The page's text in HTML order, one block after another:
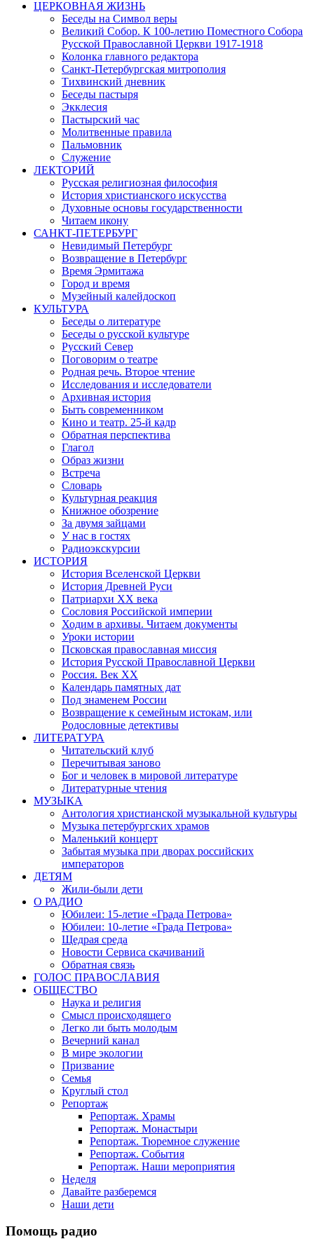
ЦЕРКОВНАЯ ЖИЗНЬ
Беседы на Символ веры
Великий Собор. К 100-летию Поместного Собора
Русской Православной Церкви 1917-1918
Колонка главного редактора
Санкт-Петербургская митрополия
Тихвинский дневник
Беседы пастыря
Экклесия
Пастырский час
Молитвенные правила
Пальмовник
Служение
ЛЕКТОРИЙ
Русская религиозная философия
История христианского искусства
Духовные основы государственности
Читаем икону
САНКТ-ПЕТЕРБУРГ
Невидимый Петербург
Возвращение в Петербург
Время Эрмитажа
Город и время
Музейный калейдоскоп
КУЛЬТУРА
Беседы о литературе
Беседы о русской культуре
Русский Север
Поговорим о театре
Родная речь. Второе чтение
Исследования и исследователи
Архивная история
Быть современником
Кино и театр. 25-й кадр
Обратная перспектива
Глагол
Образ жизни
Встреча
Словарь
Культурная реакция
Книжное обозрение
За двумя зайцами
У нас в гостях
Радиоэкскурсии
ИСТОРИЯ
История Вселенской Церкви
История Древней Руси
Патриархи XX века
Сословия Российской империи
Ходим в архивы. Читаем документы
Уроки истории
Псковская православная миссия
История Русской Православной Церкви
Россия. Век ХХ
Календарь памятных дат
Под знаменем России
Возвращение к семейным истокам, или
Родословные детективы
ЛИТЕРАТУРА
Читательский клуб
Перечитывая заново
Бог и человек в мировой литературе
Литературные чтения
МУЗЫКА
Антология христианской музыкальной культуры
Музыка петербургских храмов
Маленький концерт
Забытая музыка при дворах российских
императоров
ДЕТЯМ
Жили-были дети
О РАДИО
Юбилеи: 15-летие «Града Петрова»
Юбилеи: 10-летие «Града Петрова»
Щедрая среда
Новости Сервиса скачиваний
Обратная связь
ГОЛОС ПРАВОСЛАВИЯ
ОБЩЕСТВО
Наука и религия
Смысл происходящего
Легко ли быть молодым
Вечерний канал
В мире экологии
Призвание
Семья
Круглый стол
Репортаж
Репортаж. Храмы
Репортаж. Монастыри
Репортаж. Тюремное служение
Репортаж. События
Репортаж. Наши мероприятия
Неделя
Давайте разберемся
Наши дети
Помощь радио